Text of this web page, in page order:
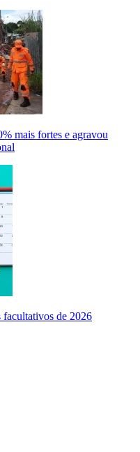
mais fortes e agravou
facultativos de 2026